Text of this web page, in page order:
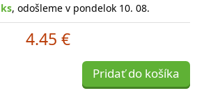
, odošleme v pondelok 10. 08.
4.45 €
Pridať do košíka